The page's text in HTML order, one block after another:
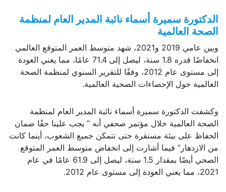
الدكتورة سميرة أسماء نائبة المدير العام لمنظمة
الصحة العالمية
وبين عامي 2019 و2021، شهد متوسط العمر المتوقع العالمي
انخفاضًا قدره 1.8 سنة، ليصل إلى 71.4 عامًا، مما يعني العودة
إلى مستوى عام 2012، وفقًا للتقرير السنوي لمنظمة الصحة
العالمية حول الإحصاءات الصحية العالمية.
وكشفت الدكتورة سميرة أسماء نائبة المدير العام لمنظمة
الصحة العالمية خلال مؤتمر صحفي أنه ” يجب علينا حقًا ضمان
الحفاظ على بيئة مستقرة حتى تتمكن جميع الشعوب، أينما كانت
من الازدهار” فيما أشارت إلى انخفاض متوسط العمر المتوقع
الصحي أيضًا بمقدار 1.5 سنة، ليصل إلى 61.9 عامًا في عام
2021، مما يعني العودة إلى مستوى عام 2012.